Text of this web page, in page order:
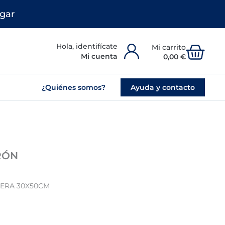
Mi cuenta 0,00 €
¿Quiénes somos? Ayuda y contacto
30X50CM